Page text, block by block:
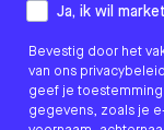
How would you
Ja, ik wil
Bevestig door het
van ons
geef je toestemming
gegevens, zoals je